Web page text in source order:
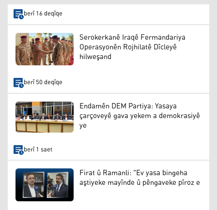
berî 16 deqîqe
Serokerkanê Iraqê Fermandariya
Operasyonên Rojhilatê Dîcleyê
hilweşand
berî 50 deqîqe
Endamên DEM Partiya: Yasaya
çarçoveyê gava yekem a demokrasiyê
ye
berî 1 saet
Firat û Ramanli: "Ev yasa bingeha
aştiyeke mayînde û pêngaveke pîroz e